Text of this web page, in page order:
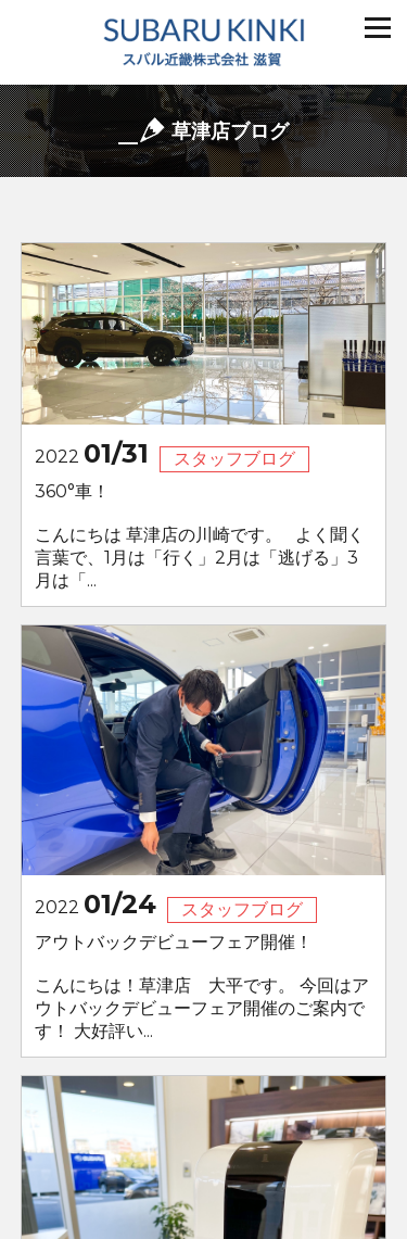
草津店ブログ
2022 01/31
スタッフブログ
360°車！
こんにちは 草津店の川崎です。 よく聞く
言葉で、1月は「行く」2月は「逃げる」3
月は「...
2022 01/24
スタッフブログ
アウトバックデビューフェア開催！
こんにちは！草津店 大平です。 今回はア
ウトバックデビューフェア開催のご案内で
す！ 大好評い...